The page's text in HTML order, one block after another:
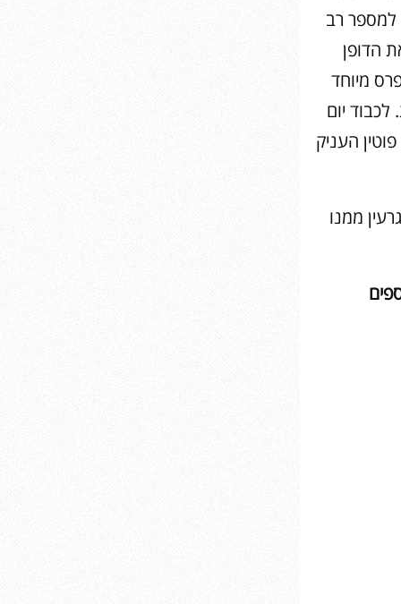
למספר רב
הדופן
מיוחד
יום
העניק
הם הגרעין ממנו